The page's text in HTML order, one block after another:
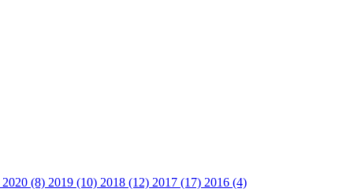
2020 (8) 2019 (10) 2018 (12) 2017 (17) 2016 (4)